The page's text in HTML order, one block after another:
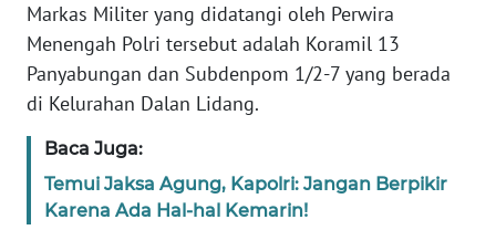
Markas Militer yang didatangi oleh Perwira
Menengah Polri tersebut adalah Koramil 13
Panyabungan dan Subdenpom 1/2-7 yang berada
di Kelurahan Dalan Lidang.
Baca Juga:
Temui Jaksa Agung, Kapolri: Jangan Berpikir
Karena Ada Hal-hal Kemarin!
Regional
WN
SUMUT
WN
JAKARTA